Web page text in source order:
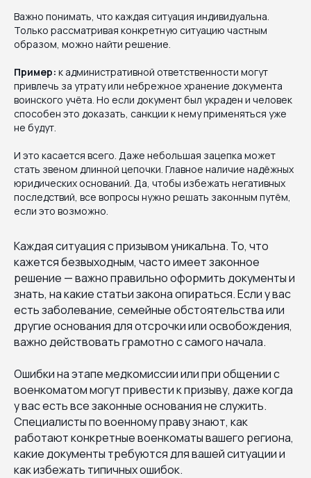
Важно понимать, что каждая ситуация индивидуальна.
Только рассматривая конкретную ситуацию частным
образом, можно найти решение.
Пример: к административной ответственности могут
привлечь за утрату или небрежное хранение документа
воинского учёта. Но если документ был украден и человек
способен это доказать, санкции к нему применяться уже
не будут.
И это касается всего. Даже небольшая зацепка может
стать звеном длинной цепочки. Главное наличие надёжных
юридических оснований. Да, чтобы избежать негативных
последствий, все вопросы нужно решать законным путём,
если это возможно.
Каждая ситуация с призывом уникальна. То, что
кажется безвыходным, часто имеет законное
решение — важно правильно оформить документы и
знать, на какие статьи закона опираться. Если у вас
есть заболевание, семейные обстоятельства или
другие основания для отсрочки или освобождения,
важно действовать грамотно с самого начала.
Ошибки на этапе медкомиссии или при общении с
военкоматом могут привести к призыву, даже когда
у вас есть все законные основания не служить.
Специалисты по военному праву знают, как
работают конкретные военкоматы вашего региона,
какие документы требуются для вашей ситуации и
как избежать типичных ошибок.